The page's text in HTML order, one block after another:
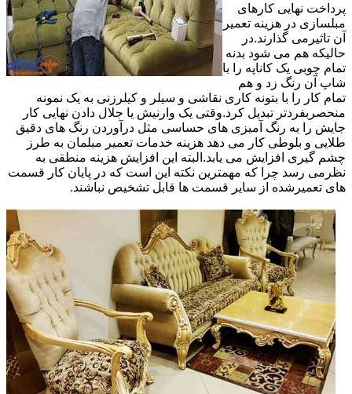
پرداخت نهایی کارهای
مبلسازی در هزینه تعمیر
آن تاثیرمی گذارند.در
حالیکه هم می شود بدنه
تمام چوبی یک کاناپه را با
شاپ آن رنگ زد و هم
تمام کار را با بتونه کاری نقاشی و سیلر و کیلرزنی به یک نمونه
منحصربفردتر تبدیل کرد.وقتی یک وارنیش یا جلال دادن نهایی کار
جایش را به رنگ آمیزی های حساسی مثل درآوردن رنگ های دقیق
طلایی و بلوطی کار می دهد هزینه خدمات تعمیر مبلمان به طرز
چشم گیری افزایش می یابد.البته این افزایش هزینه منطقی به
نظرمی رسد چرا که مهمترین نکته این است که در پایان کار قسمت
های تعمیرشده از سایر قسمت ها قابل تشخیص نباشند.